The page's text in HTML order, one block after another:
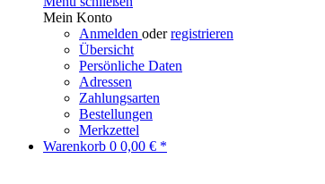
Mein Konto
Anmelden oderregistrieren
Übersicht
Persönliche Daten
Adressen
Zahlungsarten
Bestellungen
Merkzettel
Warenkorb 0 0,00 € *